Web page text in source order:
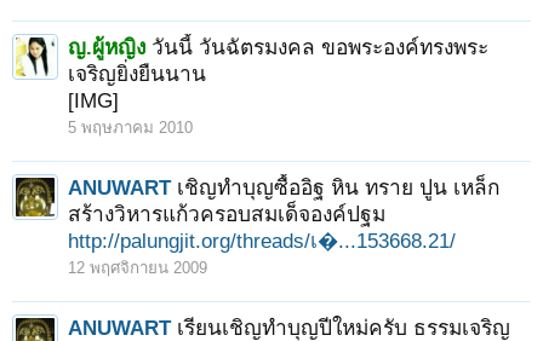
ญ.ผู้หญิง วันนี้ วันฉัตรมงคล ขอพระองค์ทรงพระ
เจริญยิ่งยืนนาน
[IMG]
5 พฤษภาคม 2010
ANUWART เชิญทำบุญซื้ออิฐ หิน ทราย ปูน เหล็ก
สร้างวิหารแก้วครอบสมเด็จองค์ปฐม
http://palungjit.org/threads/เ�...153668.21/
12 พฤศจิกายน 2009
ANUWART เรียนเชิญทำบุญปีใหม่ครับ ธรรมเจริญ